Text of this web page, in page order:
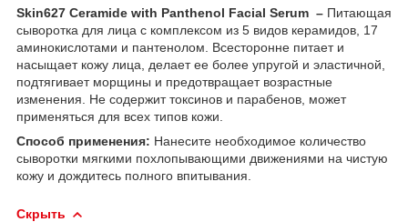
Skin627 Ceramide with Panthenol Facial Serum – Питающая
сыворотка для лица с комплексом из 5 видов керамидов, 17
аминокислотами и пантенолом. Всесторонне питает и
насыщает кожу лица, делает ее более упругой и эластичной,
подтягивает морщины и предотвращает возрастные
изменения. Не содержит токсинов и парабенов, может
применяться для всех типов кожи.
Способ применения: Нанесите необходимое количество
сыворотки мягкими похлопывающими движениями на чистую
кожу и дождитесь полного впитывания.
Скрыть